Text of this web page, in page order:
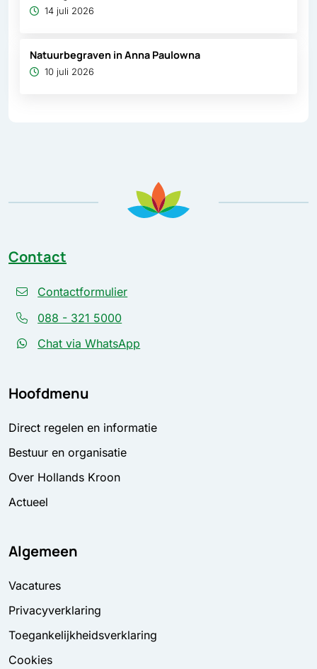
14 juli 2026
Natuurbegraven in Anna Paulowna
10 juli 2026
Contact
Contactformulier
088 - 321 5000
Chat via WhatsApp
Hoofdmenu
Direct regelen en informatie
Bestuur en organisatie
Over Hollands Kroon
Actueel
Algemeen
Vacatures
Privacyverklaring
Toegankelijkheidsverklaring
Cookies